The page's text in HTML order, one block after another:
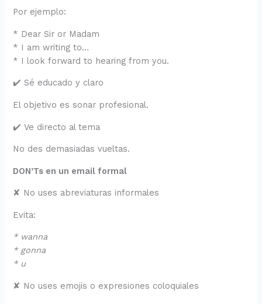
Por ejemplo:
* Dear Sir or Madam
* I am writing to…
* I look forward to hearing from you.
✔️ Sé educado y claro
El objetivo es sonar profesional.
✔️ Ve directo al tema
No des demasiadas vueltas.
DON’Ts en un email formal
✘ No uses abreviaturas informales
Evita:
* wanna
* gonna
* u
✘ No uses emojis o expresiones coloquiales